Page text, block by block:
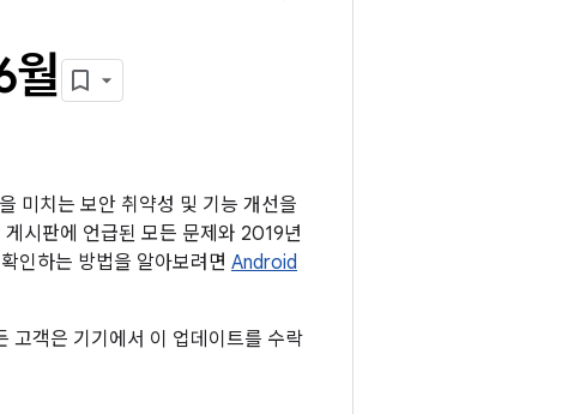
월
미치는 보안 취약성 및 기능 개선을
시판에 언급된 모든 문제와 2019년
인하는 방법을 알아보려면 Android
객은 기기에서 이 업데이트를 수락